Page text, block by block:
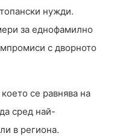
нужди.
за еднофамилно
с дворното
което се равнява на
сред най-
в региона.